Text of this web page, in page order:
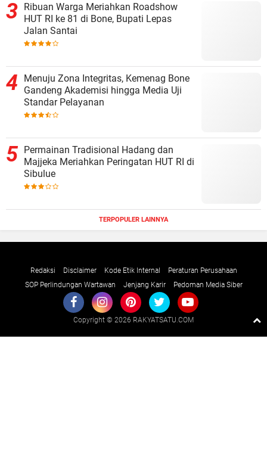
Ribuan Warga Meriahkan Roadshow
HUT RI ke 81 di Bone, Bupati Lepas
Jalan Santai
Menuju Zona Integritas, Kemenag Bone
Gandeng Akademisi hingga Media Uji
Standar Pelayanan
Permainan Tradisional Hadang dan
Majjeka Meriahkan Peringatan HUT RI di
Sibulue
TERPOPULER LAINNYA
Redaksi Disclaimer Kode Etik Internal
Peraturan Perusahaan
SOP Perlindungan Wartawan
Jenjang Karir Pedoman Media Siber
Copyright © 2026 RAKYATSATU.COM
Raushan